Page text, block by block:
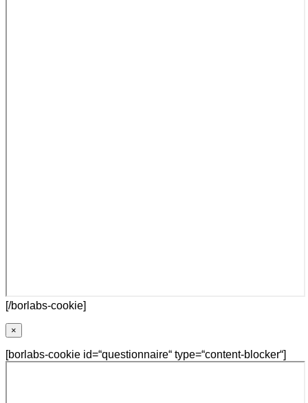
[/borlabs-cookie]
×
[borlabs-cookie id=“questionnaire“ type=“content-blocker“]